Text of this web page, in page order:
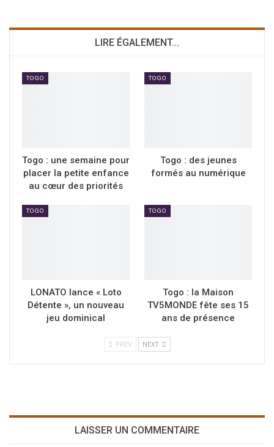
LIRE ÉGALEMENT...
TOGO
Togo : une semaine pour
placer la petite enfance
au cœur des priorités
TOGO
Togo : des jeunes
formés au numérique
TOGO
LONATO lance « Loto
Détente », un nouveau
jeu dominical
TOGO
Togo : la Maison
TV5MONDE fête ses 15
ans de présence
PREV NEXT
LAISSER UN COMMENTAIRE